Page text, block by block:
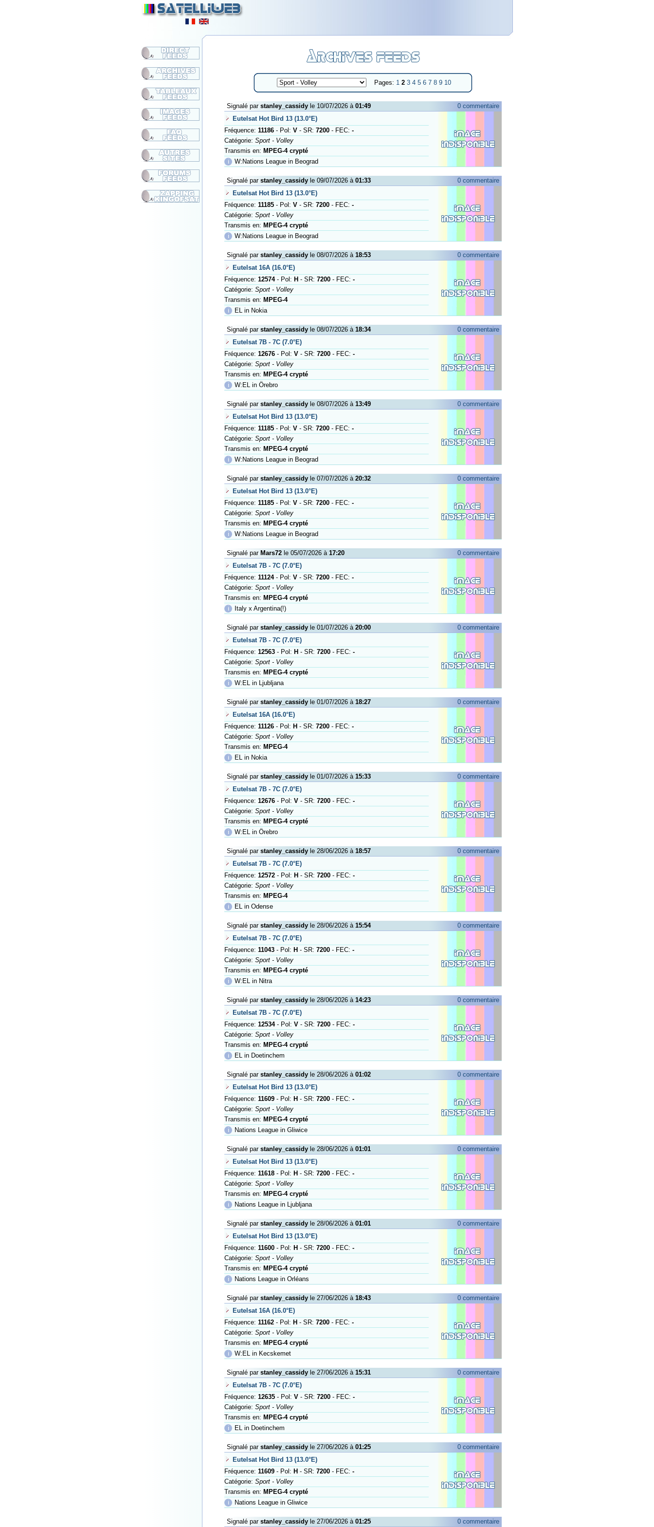
Pages: 1 2 3 4 5 6 7 8 9 10
Signalé par stanley_cassidy le 10/07/2026 à 01:49
0 commentaire
Eutelsat Hot Bird 13 (13.0°E)
Fréquence: 11186 - Pol: V - SR: 7200 - FEC: -
Catégorie: Sport - Volley
Transmis en: MPEG-4 crypté
ℹ
W:Nations League in Beograd
Signalé par stanley_cassidy le 09/07/2026 à 01:33
0 commentaire
Eutelsat Hot Bird 13 (13.0°E)
Fréquence: 11185 - Pol: V - SR: 7200 - FEC: -
Catégorie: Sport - Volley
Transmis en: MPEG-4 crypté
ℹ
W:Nations League in Beograd
Signalé par stanley_cassidy le 08/07/2026 à 18:53
0 commentaire
Eutelsat 16A (16.0°E)
Fréquence: 12574- Pol: H - SR: 7200 - FEC: -
Catégorie: Sport - Volley
Transmis en: MPEG-4
ℹ
EL in Nokia
Signalé par stanley_cassidy le 08/07/2026 à 18:34
0 commentaire
Eutelsat 7B - 7C (7.0°E)
Fréquence: 12676 - Pol: V - SR: 7200 - FEC: -
Catégorie: Sport - Volley
Transmis en: MPEG-4 crypté
ℹ
W:EL in Örebro
Signalé par stanley_cassidy le 08/07/2026 à 13:49
0 commentaire
Eutelsat Hot Bird 13 (13.0°E)
Fréquence: 11185 - Pol: V - SR: 7200 - FEC: -
Catégorie: Sport - Volley
Transmis en: MPEG-4 crypté
ℹ
W:Nations League in Beograd
Signalé par stanley_cassidy le 07/07/2026 à 20:32
0 commentaire
Eutelsat Hot Bird 13 (13.0°E)
Fréquence: 11185 - Pol: V - SR: 7200 - FEC: -
Catégorie: Sport - Volley
Transmis en: MPEG-4 crypté
ℹ
W:Nations League in Beograd
Signalé par Mars72 le 05/07/2026 à 17:20
0 commentaire
Eutelsat 7B - 7C (7.0°E)
Fréquence: 11124- Pol: V - SR: 7200 - FEC: -
Catégorie: Sport - Volley
Transmis en: MPEG-4 crypté
ℹ
Italy x Argentina(!)
Signalé par stanley_cassidy le 01/07/2026 à 20:00
0 commentaire
Eutelsat 7B - 7C (7.0°E)
Fréquence: 12563 - Pol: H - SR: 7200 - FEC: -
Catégorie: Sport - Volley
Transmis en: MPEG-4 crypté
ℹ
W:EL in Ljubljana
Signalé par stanley_cassidy le 01/07/2026 à 18:27
0 commentaire
Eutelsat 16A (16.0°E)
Fréquence: 11126 - Pol: H - SR: 7200 - FEC: -
Catégorie: Sport - Volley
Transmis en: MPEG-4
ℹ
EL in Nokia
Signalé par stanley_cassidy le 01/07/2026 à 15:33
0 commentaire
Eutelsat 7B - 7C (7.0°E)
Fréquence: 12676 - Pol: V - SR: 7200 - FEC: -
Catégorie: Sport - Volley
Transmis en: MPEG-4 crypté
ℹ
W:EL in Örebro
Signalé par stanley_cassidy le 28/06/2026 à 18:57
0 commentaire
Eutelsat 7B - 7C (7.0°E)
Fréquence: 12572 - Pol: H - SR: 7200 - FEC: -
Catégorie: Sport - Volley
Transmis en: MPEG-4
ℹ
EL in Odense
Signalé par stanley_cassidy le 28/06/2026 à 15:54
0 commentaire
Eutelsat 7B - 7C (7.0°E)
Fréquence: 11043 - Pol: H - SR: 7200 - FEC: -
Catégorie: Sport - Volley
Transmis en: MPEG-4 crypté
ℹ
W:EL in Nitra
Signalé par stanley_cassidy le 28/06/2026 à 14:23
0 commentaire
Eutelsat 7B - 7C (7.0°E)
Fréquence: 12534- Pol: V - SR: 7200 - FEC: -
Catégorie: Sport - Volley
Transmis en: MPEG-4 crypté
ℹ
EL in Doetinchem
Signalé par stanley_cassidy le 28/06/2026 à 01:02
0 commentaire
Eutelsat Hot Bird 13 (13.0°E)
Fréquence: 11609 - Pol: H - SR: 7200 - FEC: -
Catégorie: Sport - Volley
Transmis en: MPEG-4 crypté
ℹ
Nations League in Gliwice
Signalé par stanley_cassidy le 28/06/2026 à 01:01
0 commentaire
Eutelsat Hot Bird 13 (13.0°E)
Fréquence: 11618 - Pol: H - SR: 7200 - FEC: -
Catégorie: Sport - Volley
Transmis en: MPEG-4 crypté
ℹ
Nations League in Ljubljana
Signalé par stanley_cassidy le 28/06/2026 à 01:01
0 commentaire
Eutelsat Hot Bird 13 (13.0°E)
Fréquence: 11600 - Pol: H - SR: 7200 - FEC: -
Catégorie: Sport - Volley
Transmis en: MPEG-4 crypté
ℹ
Nations League in Orléans
Signalé par stanley_cassidy le 27/06/2026 à 18:43
0 commentaire
Eutelsat 16A (16.0°E)
Fréquence: 11162 - Pol: H - SR: 7200 - FEC: -
Catégorie: Sport - Volley
Transmis en: MPEG-4 crypté
ℹ
W:EL in Kecskemet
Signalé par stanley_cassidy le 27/06/2026 à 15:31
0 commentaire
Eutelsat 7B - 7C (7.0°E)
Fréquence: 12635 - Pol: V - SR: 7200 - FEC: -
Catégorie: Sport - Volley
Transmis en: MPEG-4 crypté
ℹ
EL in Doetinchem
Signalé par stanley_cassidy le 27/06/2026 à 01:25
0 commentaire
Eutelsat Hot Bird 13 (13.0°E)
Fréquence: 11609 - Pol: H - SR: 7200 - FEC: -
Catégorie: Sport - Volley
Transmis en: MPEG-4 crypté
ℹ
Nations League in Gliwice
Signalé par stanley_cassidy le 27/06/2026 à 01:25 0 commentaire